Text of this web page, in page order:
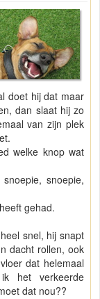
doet hij dat maar
dan slaat hij zo
van zijn plek
welke knop wat
snoepie,
gehad.
snel, hij snapt
dacht rollen, ook
dat helemaal
het verkeerde
dat nou??